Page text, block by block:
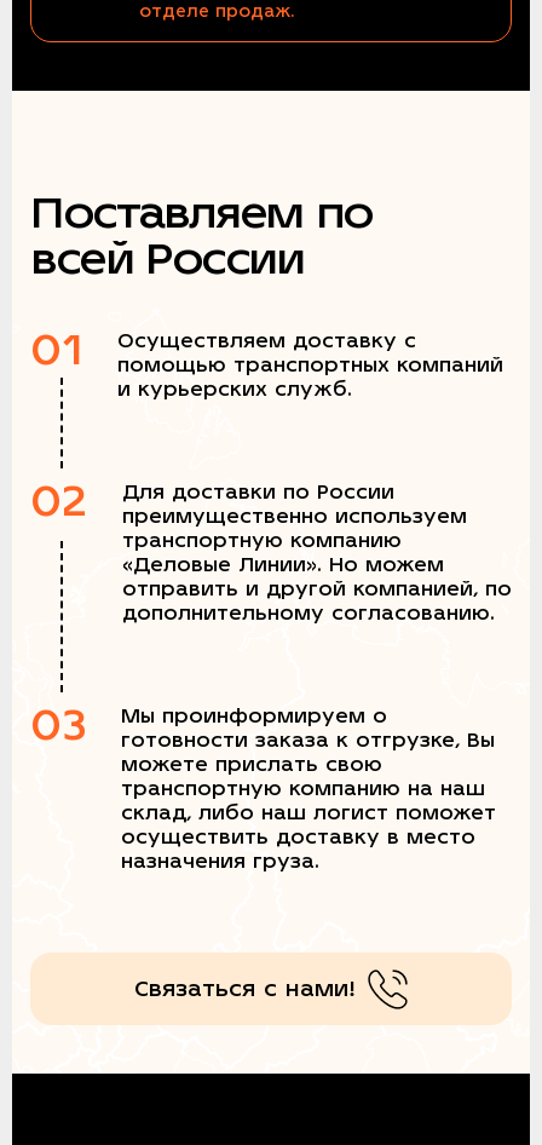
отделе продаж.
Поставляем по
всей России
01
Осуществляем доставку с
помощью транспортных компаний
и курьерских служб.
02
Для доставки по России
преимущественно используем
транспортную компанию
«Деловые Линии». Но можем
отправить и другой компанией, по
дополнительному согласованию.
03
Мы проинформируем о
готовности заказа к отгрузке, Вы
можете прислать свою
транспортную компанию на наш
склад, либо наш логист поможет
осуществить доставку в место
назначения груза.
Связаться с нами!